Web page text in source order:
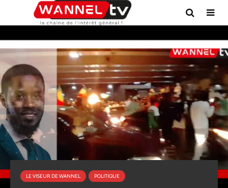
LE VISEUR DE WANNEL POLITIQUE